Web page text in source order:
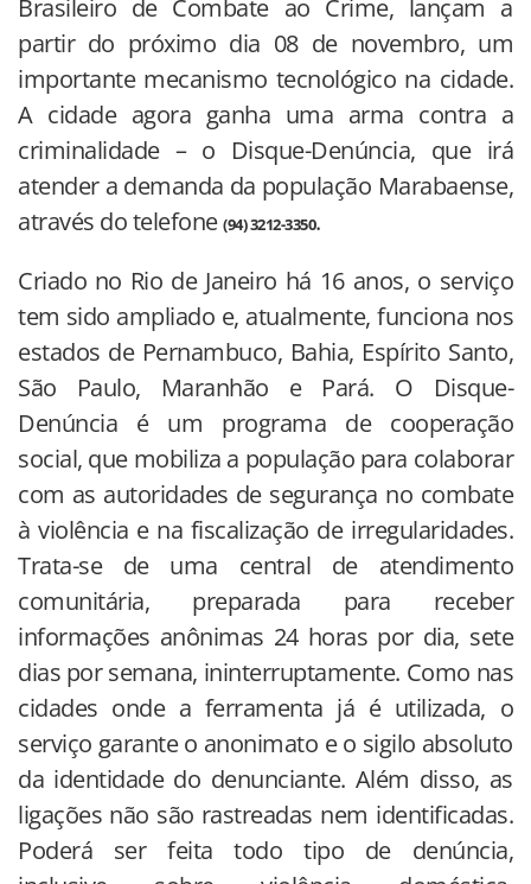
Brasileiro de Combate ao Crime, lançam a
partir do próximo dia 08 de novembro, um
importante mecanismo tecnológico na cidade.
A cidade agora ganha uma arma contra a
criminalidade – o Disque-Denúncia, que irá
atender a demanda da população Marabaense,
através do telefone (94) 3212-3350.
Criado no Rio de Janeiro há 16 anos, o serviço
tem sido ampliado e, atualmente, funciona nos
estados de Pernambuco, Bahia, Espírito Santo,
São Paulo, Maranhão e Pará. O Disque-
Denúncia é um programa de cooperação
social, que mobiliza a população para colaborar
com as autoridades de segurança no combate
à violência e na fiscalização de irregularidades.
Trata-se de uma central de atendimento
comunitária, preparada para receber
informações anônimas 24 horas por dia, sete
dias por semana, ininterruptamente. Como nas
cidades onde a ferramenta já é utilizada, o
serviço garante o anonimato e o sigilo absoluto
da identidade do denunciante. Além disso, as
ligações não são rastreadas nem identificadas.
Poderá ser feita todo tipo de denúncia,